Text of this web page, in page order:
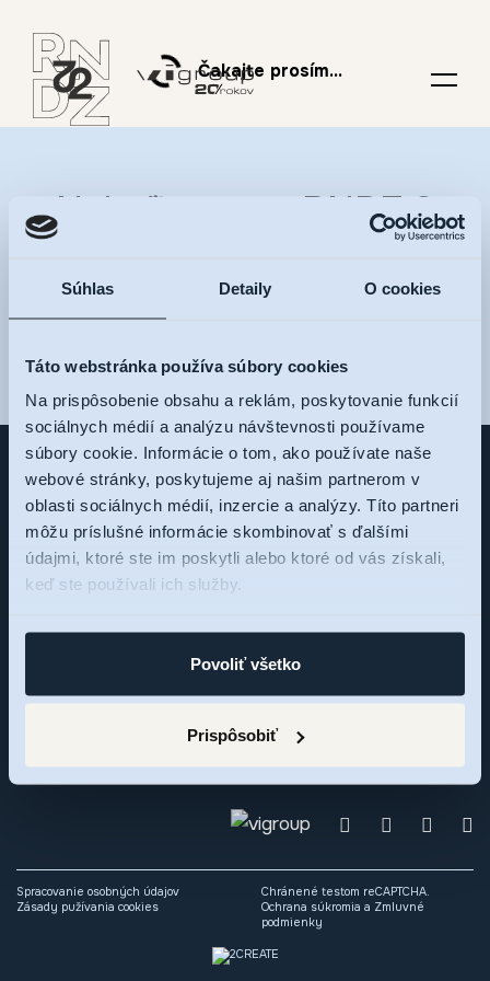
Súhlas Detaily O cookies
Táto webstránka používa súbory cookies
Na prispôsobenie obsahu a reklám, poskytovanie funkcií
sociálnych médií a analýzu návštevnosti používame
súbory cookie. Informácie o tom, ako používate naše
webové stránky, poskytujeme aj našim partnerom v
oblasti sociálnych médií, inzercie a analýzy. Títo partneri
môžu príslušné informácie skombinovať s ďalšími
údajmi, ktoré ste im poskytli alebo ktoré od vás získali,
keď ste používali ich služby.
Povoliť všetko
Prispôsobiť
Čakajte prosím...
Nalaďte sa na RNDZ 2
váš e-mail
Sme tu pre vás,
pýtajte sa
stretnutie.
Spracovanie osobných údajov
Zásady pužívania cookies
Chránené testom reCAPTCHA.
Ochrana súkromia a Zmluvné
podmienky